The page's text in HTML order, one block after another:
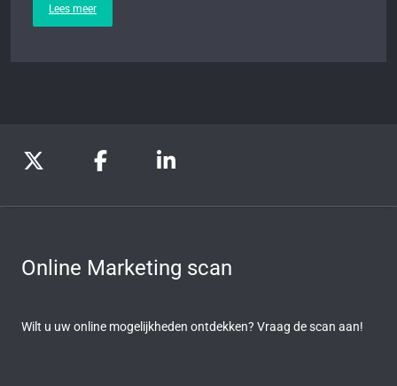
Lees meer
Online Marketing scan
Wilt u uw online mogelijkheden ontdekken? Vraag de scan aan!